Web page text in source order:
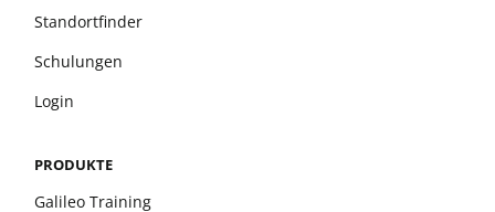
PRODUKTE
Galileo Training
Standortfinder
Schulungen
Login